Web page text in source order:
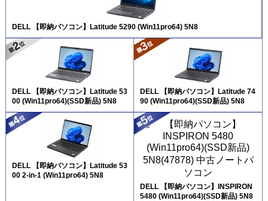
DELL 【即納パソコン】Latitude 5290 (Win11pro64) 5N8
DELL 【即納パソコン】Latitude 53
00 (Win11pro64)(SSD新品) 5N8
DELL 【即納パソコン】Latitude 74
90 (Win11pro64)(SSD新品) 5N8
DELL 【即納パソコン】Latitude 53
00 2-in-1 (Win11pro64) 5N8
DELL 【即納パソコン】INSPIRON
5480 (Win11pro64)(SSD新品) 5N8